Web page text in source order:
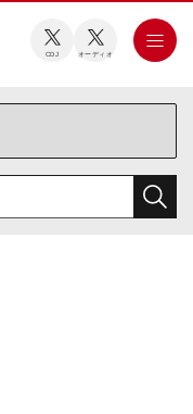
CDJ オーディオ